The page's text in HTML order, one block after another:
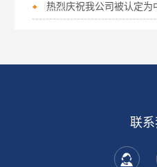
热烈庆祝我公司被认定为
联系